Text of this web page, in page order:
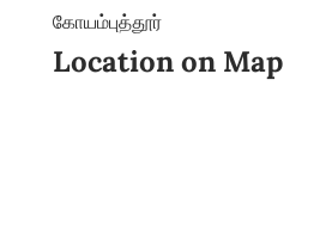
கோயம்புத்தூர்
Location on Map